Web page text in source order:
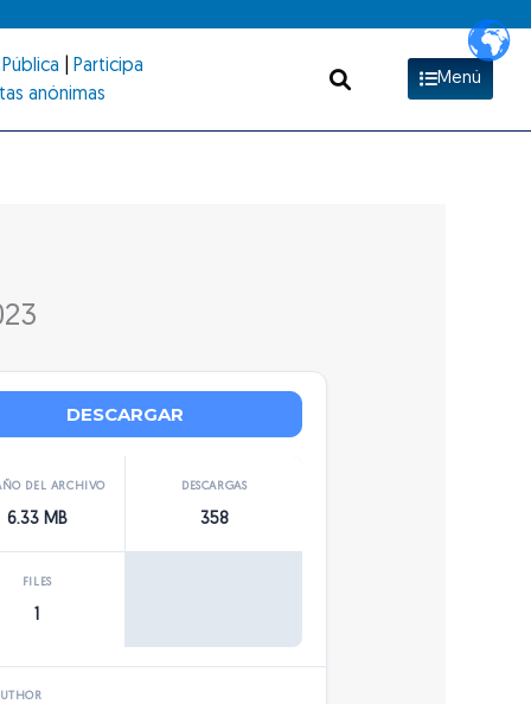
Participa
anónimas
Menú
DESCARGAR
DEL ARCHIVO
6.33 MB
DESCARGAS
358
FILES
1